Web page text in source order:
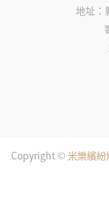
地址：
Copyright © 米樂繽紛